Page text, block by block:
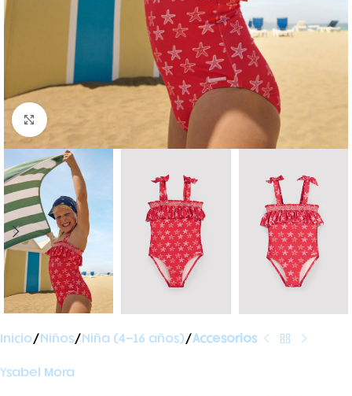
Ampliar foto
Inicio Niños Niña (4-16 años) Accesorios
Ysabel Mora